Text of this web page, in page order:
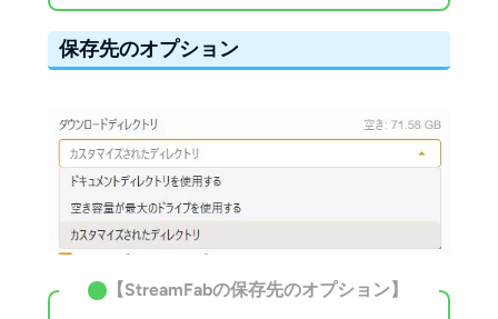
保存先のオプション
【StreamFabの保存先のオプション】